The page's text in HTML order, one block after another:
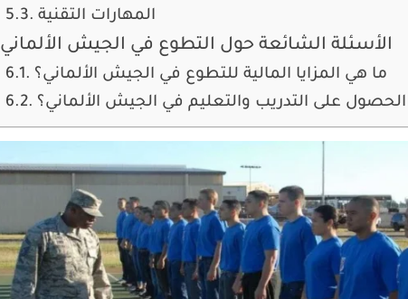
المهارات التقنية
الأسئلة الشائعة حول التطوع في الجيش الألماني
ما هي المزايا المالية للتطوع في الجيش الألماني؟
على التدريب والتعليم في الجيش الألماني؟